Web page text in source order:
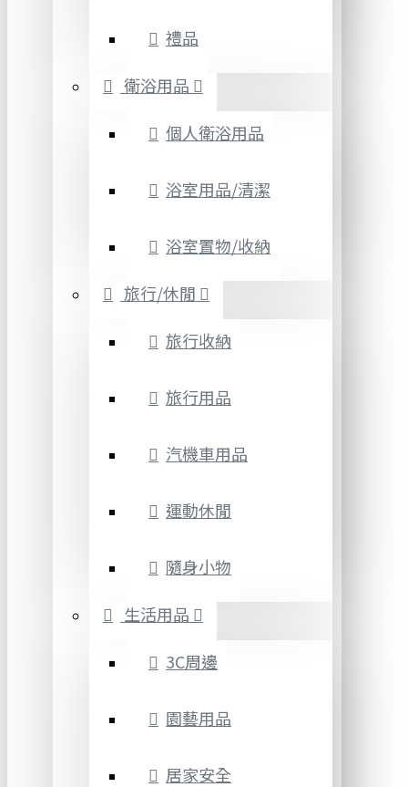
禮品
衛浴用品
個人衛浴用品
浴室用品/清潔
浴室置物/收納
旅行/休閒
旅行收納
旅行用品
汽機車用品
運動休閒
隨身小物
生活用品
3C周邊
園藝用品
居家安全